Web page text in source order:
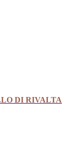
DI RIVALTA